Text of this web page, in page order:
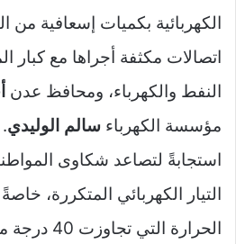
الكهربائية بكميات إسعافية من
اتصالات مكثفة أجراها مع
النفط والكهرباء، ومحافظ عدن
مؤسسة الكهرباء سالم الوليدي.
استجابةً لتصاعد شكاوى
التيار الكهربائي المتكررة،
الحرارة التي تجاوزت 40 درجة مئوية.